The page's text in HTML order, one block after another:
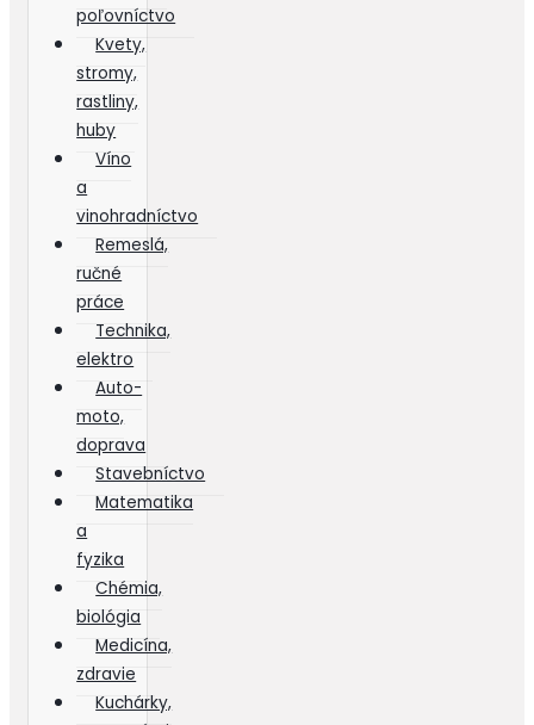
poľovníctvo
Kvety,
stromy,
rastliny,
huby
Víno
a
vinohradníctvo
Remeslá,
ručné
práce
Technika,
elektro
Auto-
moto,
doprava
Stavebníctvo
Matematika
a
fyzika
Chémia,
biológia
Medicína,
zdravie
Kuchárky,